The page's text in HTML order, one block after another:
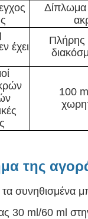
Δίπλωμα
έχει
Πλήρης
100
της
τα συνηθισμένα
30 ml/60 ml